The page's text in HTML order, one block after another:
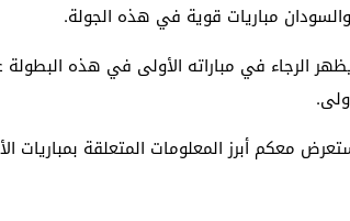
والسودان مباريات قوية في هذه الجولة.
الرجاء في مباراته الأولى في هذه